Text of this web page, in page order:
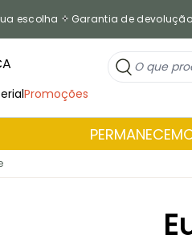
escolha Garantia de
Promoções